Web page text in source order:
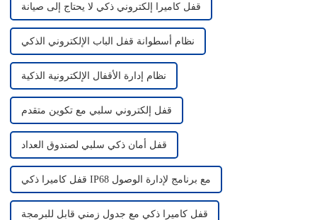
قفل كاميرا إلكتروني ذكي لا يحتاج إلى صيانة
نظام أسطوانة قفل الباب الإلكتروني الذكي
نظام إدارة الأقفال الإلكترونية الذكية
قفل إلكتروني سلبي مع تكوين متقدم
قفل أمان ذكي سلبي لصندوق العداد
قفل كاميرا ذكي IP68 مع برنامج لإدارة الوصول
قفل كاميرا ذكي مع جدول زمني قابل للبرمجة